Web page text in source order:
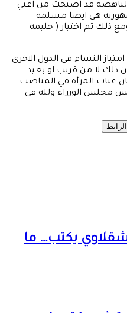
الناهضه قد اصبحت من اغني
هي ايضا مسلمه
ذلك تم اختيار ( حليمه
النساء في الدول الاخري
ذلك لا من قريب او بعيد
غياب المرأة في المناصب
مجلس الوزراء ولله في
شقلاوي يكتب… ما